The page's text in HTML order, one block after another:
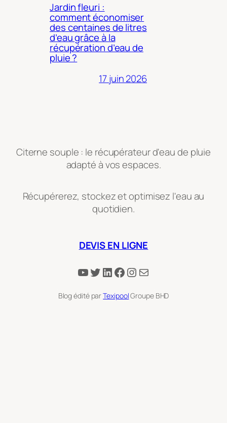
Jardin fleuri :
comment économiser
des centaines de litres
d’eau grâce à la
récupération d’eau de
pluie ?
17 juin 2026
Citerne souple : le récupérateur d'eau de pluie
adapté à vos espaces.
Récupérerez, stockez et optimisez l'eau au
quotidien.
DEVIS EN LIGNE
YouTube
Twitter
LinkedIn
Facebook
Instagram
E-mail
Blog édité parTexipoolGroupe BHD